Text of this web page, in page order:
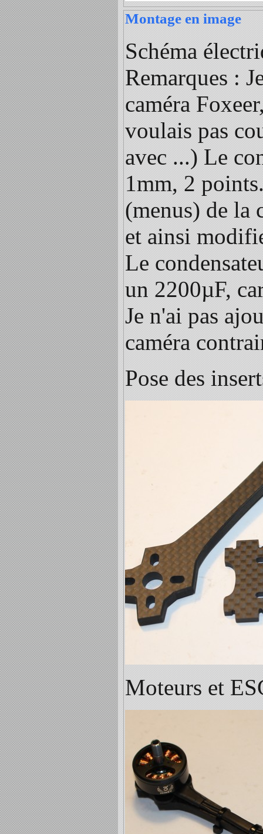
Montage en image
Schéma
Remarques :
caméra
voulais pas
avec ...) Le
1mm, 2
(menus) de la
et ainsi
Le
un 2200µF,
Je n'ai pas
caméra
Pose des
Moteurs et